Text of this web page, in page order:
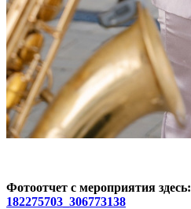
Фотоотчет с мероприятия здесь:
182275703_306773138